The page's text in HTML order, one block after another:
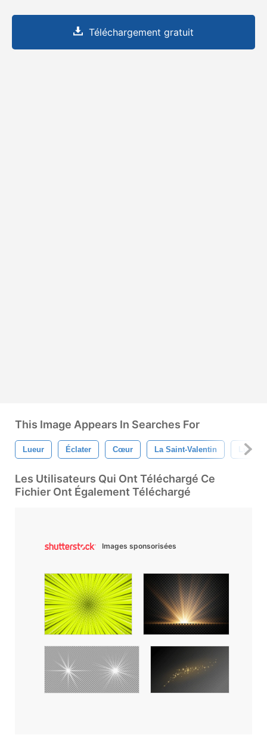
Téléchargement gratuit
This Image Appears In Searches For
Lueur Éclater Cœur La Saint-Valentin
Les Utilisateurs Qui Ont Téléchargé Ce
Fichier Ont Également Téléchargé
Images sponsorisées